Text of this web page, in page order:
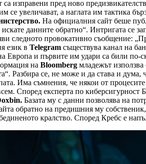
са изправени пред ново
се увеличават, а наглата им тактика
На официалния сайт беше
данните обратно“. Интригата се
следното провокативно съобщение:
език в Telegram съществува канал на
и първите им удари са били по-
на Bloomberg младежът
Разбира се, не може и да става и
Има съмнения, че някои от
Според експерта по
Базата му с данни позволява на
обратно на предишния му
кралство. Според Кребс е